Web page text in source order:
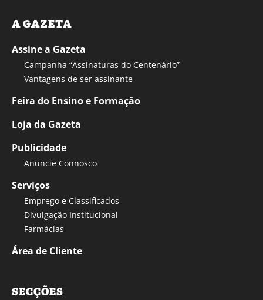
A GAZETA
Assine a Gazeta
Campanha “Assinaturas do Centenário”
Vantagens de ser assinante
Feira do Ensino e Formação
Loja da Gazeta
Publicidade
Anuncie Connosco
Serviços
Emprego e Classificados
Divulgação Institucional
Farmácias
Área de Cliente
SECÇÕES